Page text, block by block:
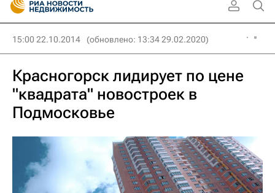
15:00 22.10.2014 (обновлено: 13:34 29.02.2020)
Красногорск лидирует по цене
"квадрата" новостроек в
Подмосковье